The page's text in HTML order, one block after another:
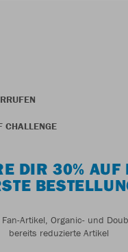
CHALLENGE
DIR 30% AUF
Artikel, Organic- und
bereits reduzierte Artikel